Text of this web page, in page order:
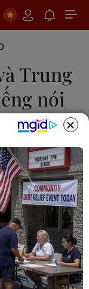
Trung
nói
Tổng thống
diễn ra theo
hơn 3 giờ thảo
chiến lược.